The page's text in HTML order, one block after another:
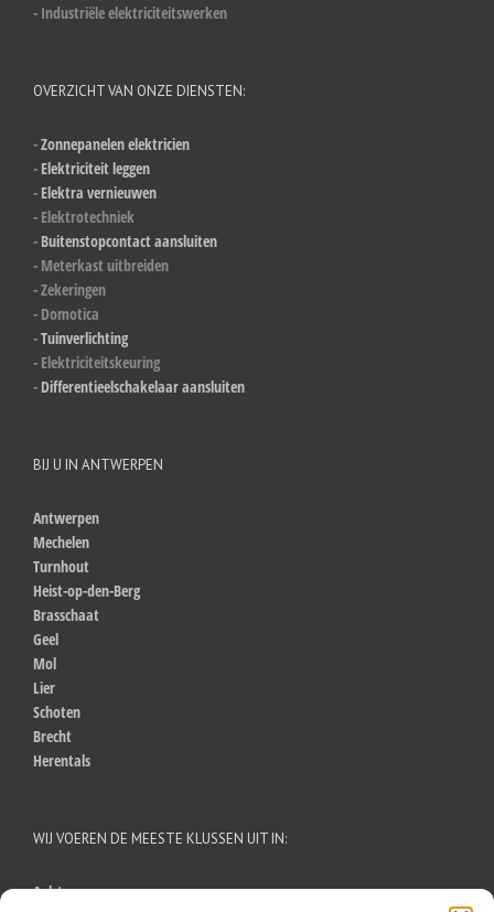
- Industriële elektriciteitswerken
OVERZICHT VAN ONZE DIENSTEN:
-Zonnepanelen elektricien
- Elektriciteit leggen
- Elektra vernieuwen
- Elektrotechniek
- Buitenstopcontact aansluiten
- Meterkast uitbreiden
- Zekeringen
- Domotica
-Tuinverlichting
- Elektriciteitskeuring
- Differentieelschakelaar aansluiten
BIJ U IN ANTWERPEN
Antwerpen
Mechelen
Turnhout
Heist-op-den-Berg
Brasschaat
Geel
Mol
Lier
Schoten
Brecht
Herentals
WIJ VOEREN DE MEESTE KLUSSEN UIT IN:
Aalst